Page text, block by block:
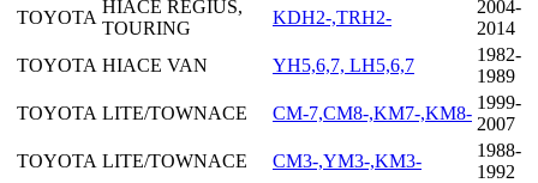
TOYOTA
HIACE REGIUS,
TOURING
KDH2-,TRH2-
2004-
2014
TOYOTA HIACE VAN YH5,6,7, LH5,6,7
1982-
1989
TOYOTA LITE/TOWNACE CM-7,CM8-,KM7-,KM8-
1999-
2007
TOYOTA LITE/TOWNACE CM3-,YM3-,KM3-
1988-
1992